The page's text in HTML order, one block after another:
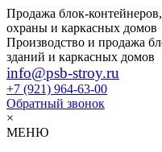
Продажа блок-
охраны и каркасных домов
Производство и продажа
зданий и каркасных домов
info@psb-stroy.ru
+7 (921) 964-63-00
Обратный звонок
×
МЕНЮ